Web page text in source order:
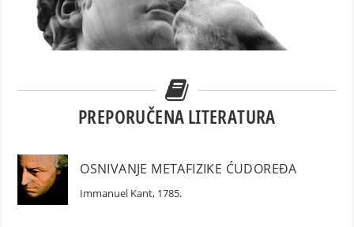
HUMANIZAM RENESANSE
PREPORUČENA LITERATURA
OSNIVANJE METAFIZIKE ĆUDOREĐA
Immanuel Kant, 1785.